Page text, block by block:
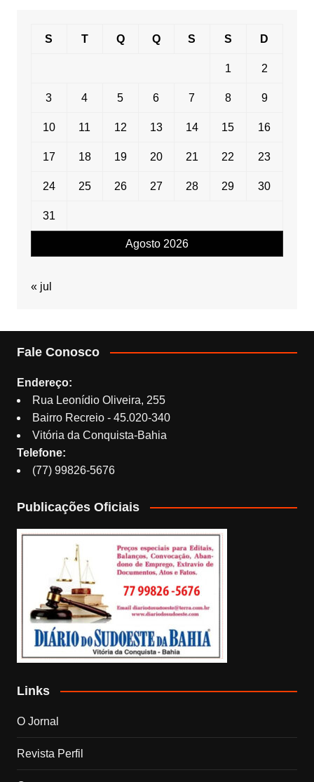
Agosto 2026
S T Q Q S S D
1 2
3 4 5 6 7 8 9
10 11 12 13 14 15 16
17 18 19 20 21 22 23
24 25 26 27 28 29 30
31
« jul
Fale Conosco
Endereço:
Rua Leonídio Oliveira, 255
Bairro Recreio - 45.020-340
Vitória da Conquista-Bahia
Telefone:
(77) 99826-5676
Publicações Oficiais
Links
O Jornal
Revista Perfil